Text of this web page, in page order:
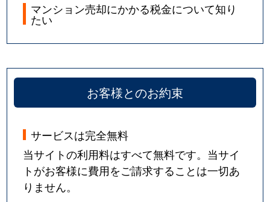
マンション売却にかかる税金について知り
たい
お客様とのお約束
サービスは完全無料
当サイトの利用料はすべて無料です。当サイ
トがお客様に費用をご請求することは一切あ
りません。